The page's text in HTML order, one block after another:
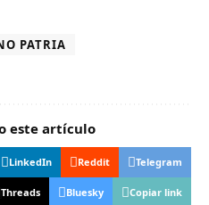
PATRIA
este artículo
LinkedIn Reddit Telegram
Threads Bluesky Copiar link